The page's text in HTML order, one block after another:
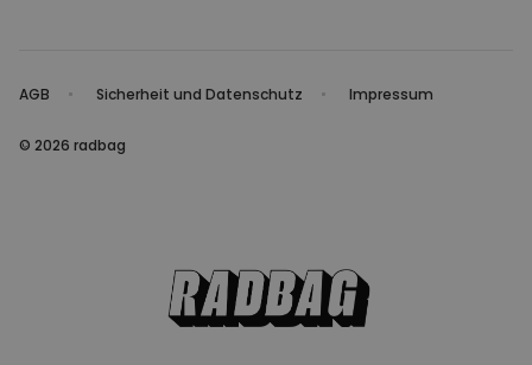
AGB Sicherheit und Datenschutz Impressum
© 2026 radbag